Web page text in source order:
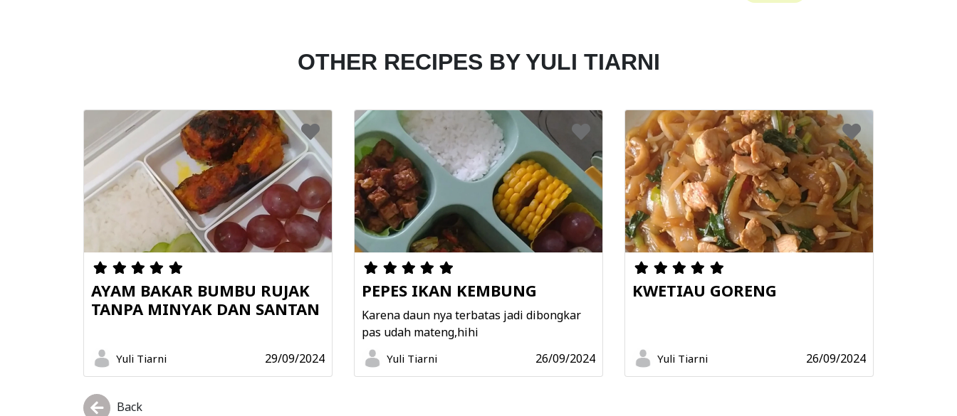
OTHER RECIPES BY YULI TIARNI
AYAM BAKAR BUMBU RUJAK
TANPA MINYAK DAN SANTAN
Yuli Tiarni 29/09/2024
PEPES IKAN KEMBUNG
Karena daun nya terbatas jadi dibongkar
pas udah mateng,hihi
Yuli Tiarni 26/09/2024
KWETIAU GORENG
Yuli Tiarni 26/09/2024
Back